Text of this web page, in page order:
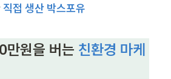
직접 생산 박스포유
원을 버는 친환경 마케